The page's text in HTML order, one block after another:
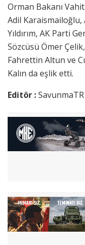
Orman Bakanı
Adil Karaismailoğlu,
Yıldırım, AK Parti
Sözcüsü Ömer
Fahrettin Altun ve
Kalın da eşlik etti.
Editör :